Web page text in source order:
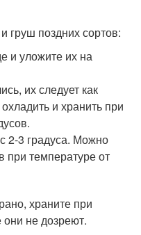
груш поздних сортов:
и уложите их на
их следует как
и хранить при
2-3 градуса. Можно
при температуре от
храните при
они не дозреют.